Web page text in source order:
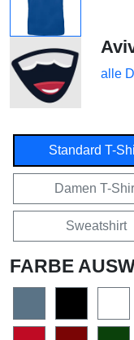
alle
Standard T-
Damen T-
Sweatshirt
FARBE